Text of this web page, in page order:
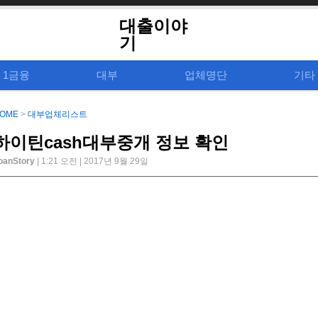
대출이야
기
1금융 대부 업체명단 기타
> 대부업체리스트
이틴cash대부중개 정보 확인
| 1:21 오전 | 2017년 9월 29일